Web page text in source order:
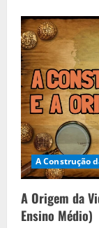
do
Ser
–
Aula
10
–
A Construção
A Origem da
Ensino Médio)